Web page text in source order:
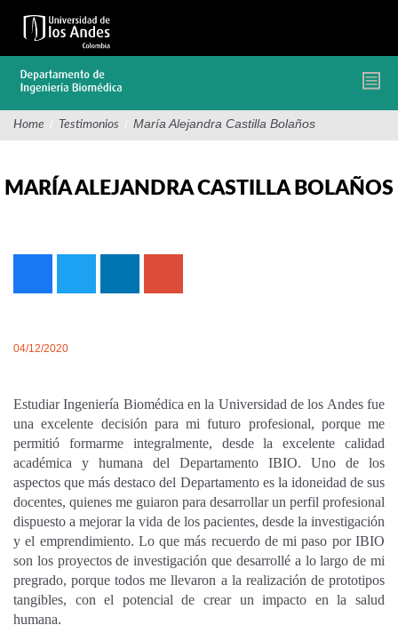
contenido
Home / Testimonios / María Alejandra Castilla Bolaños
MARÍA ALEJANDRA CASTILLA BOLAÑOS
04/12/2020
Estudiar Ingeniería Biomédica en la Universidad de los Andes fue
una excelente decisión para mi futuro profesional, porque me
permitió formarme integralmente, desde la excelente calidad
académica y humana del Departamento IBIO. Uno de los
aspectos que más destaco del Departamento es la idoneidad de sus
docentes, quienes me guiaron para desarrollar un perfil profesional
dispuesto a mejorar la vida de los pacientes, desde la investigación
y el emprendimiento. Lo que más recuerdo de mi paso por IBIO
son los proyectos de investigación que desarrollé a lo largo de mi
pregrado, porque todos me llevaron a la realización de prototipos
tangibles, con el potencial de crear un impacto en la salud
humana.